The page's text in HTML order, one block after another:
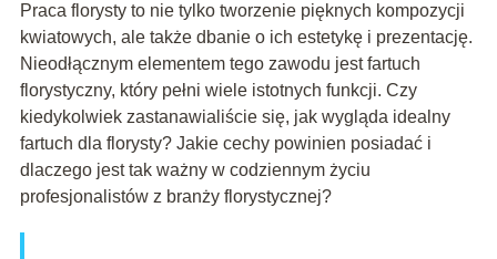
Praca florysty to nie tylko tworzenie pięknych kompozycji
kwiatowych, ale także dbanie o ich estetykę i prezentację.
Nieodłącznym elementem tego zawodu jest fartuch
florystyczny, który pełni wiele istotnych funkcji. Czy
kiedykolwiek zastanawialiście się, jak wygląda idealny
fartuch dla florysty? Jakie cechy powinien posiadać i
dlaczego jest tak ważny w codziennym życiu
profesjonalistów z branży florystycznej?